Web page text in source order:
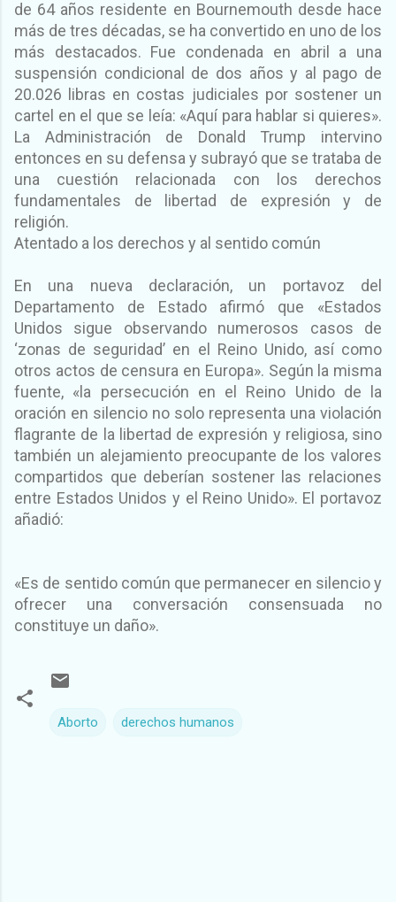
de 64 años residente en Bournemouth desde hace
más de tres décadas, se ha convertido en uno de los
más destacados. Fue condenada en abril a una
suspensión condicional de dos años y al pago de
20.026 libras en costas judiciales por sostener un
cartel en el que se leía: «Aquí para hablar si quieres».
La Administración de Donald Trump intervino
entonces en su defensa y subrayó que se trataba de
una cuestión relacionada con los derechos
fundamentales de libertad de expresión y de
religión.
Atentado a los derechos y al sentido común
En una nueva declaración, un portavoz del
Departamento de Estado afirmó que «Estados
Unidos sigue observando numerosos casos de
‘zonas de seguridad’ en el Reino Unido, así como
otros actos de censura en Europa». Según la misma
fuente, «la persecución en el Reino Unido de la
oración en silencio no solo representa una violación
flagrante de la libertad de expresión y religiosa, sino
también un alejamiento preocupante de los valores
compartidos que deberían sostener las relaciones
entre Estados Unidos y el Reino Unido». El portavoz
añadió:
«Es de sentido común que permanecer en silencio y
ofrecer una conversación consensuada no
constituye un daño».
Aborto derechos humanos